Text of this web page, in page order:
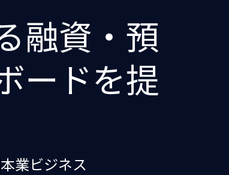
融資・預
ードを提
業ビジネス